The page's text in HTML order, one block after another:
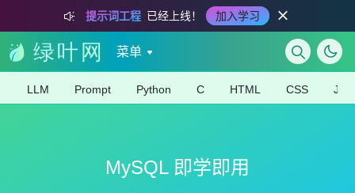
提示词工程 已经上线！ 加入学习
菜单
LLM Prompt Python C HTML CSS
MySQL 即学即用